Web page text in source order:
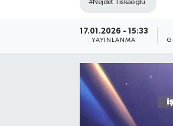
#Nejdet Tıskaoğlu
17.01.2026 - 15:33
YAYINLANMA
Kültür-Sanat